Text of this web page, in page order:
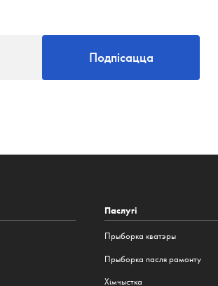
Подпісацца
Паслугі
Прыборка кватэры
Прыборка пасля рамонту
Хімчыстка